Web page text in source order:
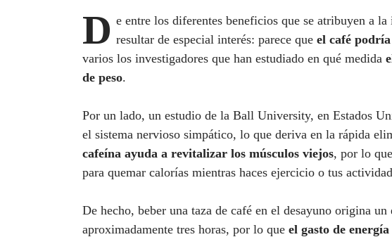
D e entre los diferentes beneficios que se atribuyen a
resultar de especial interés: parece que el café
varios los investigadores que han estudiado en qué medida
de peso.
Por un lado, un estudio de la Ball University, en Estados
el sistema nervioso simpático, lo que deriva en la rápida
cafeína ayuda a revitalizar los músculos viejos, por lo
para quemar calorías mientras haces ejercicio o tus
De hecho, beber una taza de café en el desayuno origina
aproximadamente tres horas, por lo que el gasto de